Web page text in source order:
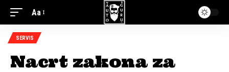
Aa
SERVIS
Nacrt zakona za